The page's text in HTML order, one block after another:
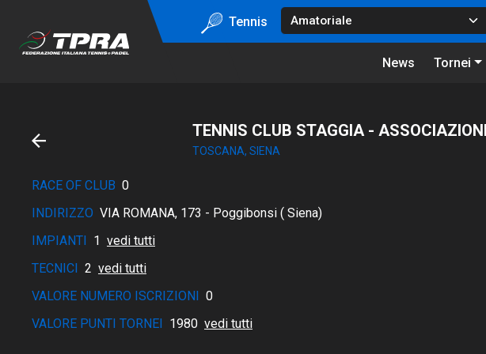
Tennis
News Tornei
TENNIS CLUB STAGGIA -
TOSCANA, SIENA
RACE OF CLUB 0
INDIRIZZO VIA ROMANA, 173 - Poggibonsi ( Siena)
IMPIANTI 1 vedi tutti
TECNICI 2 vedi tutti
VALORE NUMERO ISCRIZIONI 0
VALORE PUNTI TORNEI 1980 vedi tutti